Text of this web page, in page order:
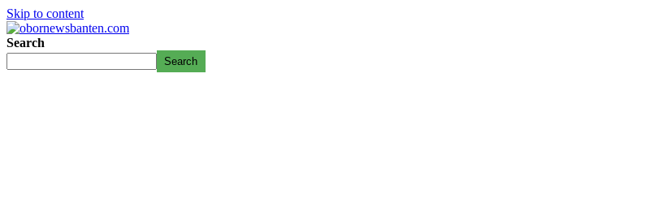
Skip to content
Search
Search